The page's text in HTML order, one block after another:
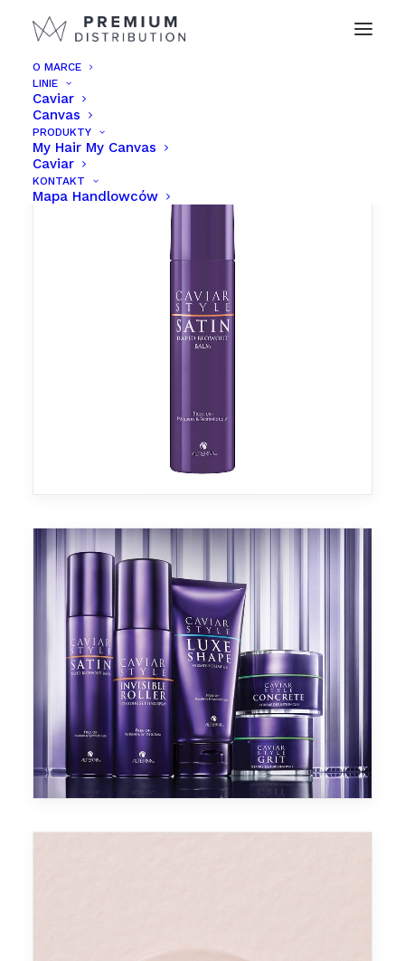
O MARCE
LINIE
Caviar
Canvas
PRODUKTY
My Hair My Canvas
Caviar
KONTAKT
Mapa Handlowców